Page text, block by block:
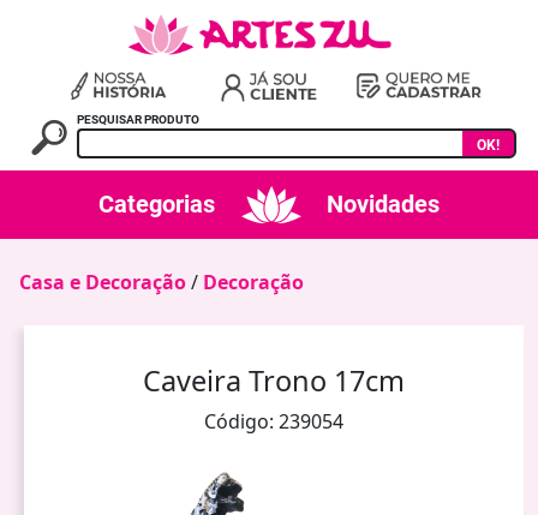
PESQUISAR PRODUTO
OK!
Categorias Novidades
Casa e Decoração/ Decoração
Caveira Trono 17cm
Código: 239054